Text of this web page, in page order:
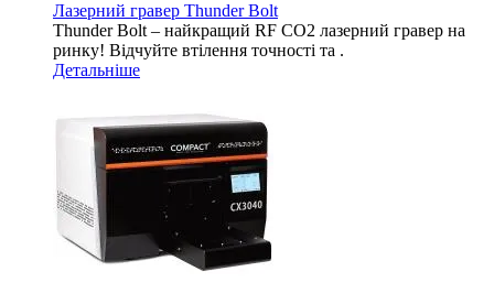
Лазерний гравер Thunder Bolt
Thunder Bolt – найкращий RF CO2 лазерний гравер на
ринку! Відчуйте втілення точності та .
Детальніше